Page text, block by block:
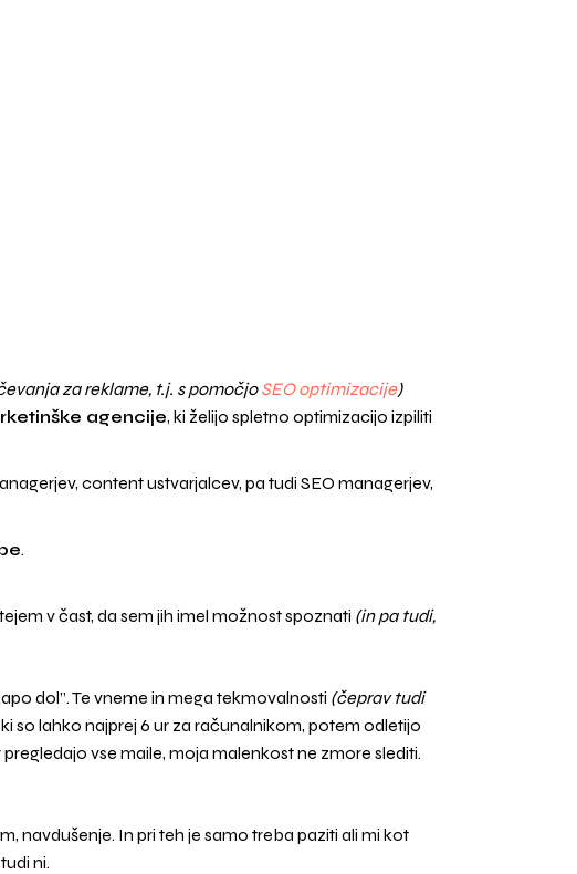
za reklame, t.j. s pomočjoSEO optimizacije)
agencije, ki želijo spletno optimizacijo izpiliti
content ustvarjalcev, pa tudi SEO managerjev,
.
v čast, da sem jih imel možnost spoznati (in pa tudi,
dol”. Te vneme in mega tekmovalnosti (čeprav tudi
so lahko najprej 6 ur za računalnikom, potem odletijo
vse maile, moja malenkost ne zmore slediti.
navdušenje. In pri teh je samo treba paziti ali mi kot
ni.